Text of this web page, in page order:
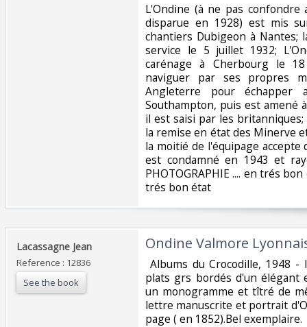
‎L'Ondine (à ne pas
disparue en 1928) est mis
chantiers Dubigeon à Nantes;
service le 5 juillet 1932;
carénage à Cherbourg le
naviguer par ses propres
Angleterre pour échapper
Southampton, puis est amené
il est saisi par les
la remise en état des Minerve
la moitié de l'équipage
est condamné en 1943 et
PHOTOGRAPHIE .... en trés
trés bon état ‎
‎Lacassagne Jean‎
Reference : 12836
See the book
‎Ondine Valmore
Albums du Crocodille, 1948
plats grs bordés d'un élégant
un monogramme et tîtré de
lettre manuscrite et portrait
page ( en 1852).Bel exemplaire. ‎